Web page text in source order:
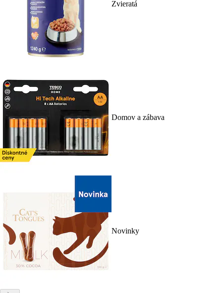
Zvieratá
Domov a zábava
Novinky